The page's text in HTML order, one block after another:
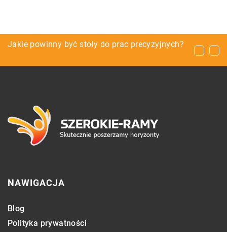
Jak wybrać projektor do kina domowego?
Jakie powinny być stoły do prac precyzyjnych?
Zastosowania cegły w budownictwie i designie
NAWIGACJA
Blog
Polityka prywatności